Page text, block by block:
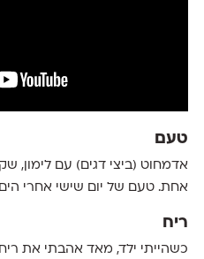
טעם
אדמחוט (ביצי דגים) עם לימון,
אחת. טעם של יום שישי אחרי הים
ריח
כשהייתי ילד, מאד אהבתי את